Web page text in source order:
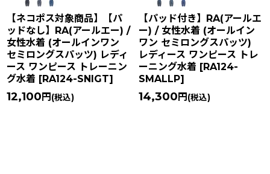
【ネコポス対象商品】【パ
ッドなし】RA(アールエー) /
女性水着 (オールインワン
セミロングスパッツ) レディ
ース ワンピース トレーニン
グ水着 [RA124-SNIGT]
12,100 円 (税込)
【パッド付き】RA(アールエ
ー) / 女性水着 (オールイン
ワン セミロングスパッツ)
レディース ワンピース トレ
ーニング水着 [RA124-
SMALLP]
14,300 円 (税込)